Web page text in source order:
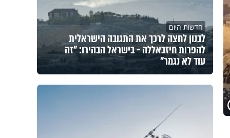
חדשות היום
לבנון לחצה לרכך את התגובה הישראלית
להפרות חיזבאללה - בישראל הבהירו: "זה
עוד לא נגמר"